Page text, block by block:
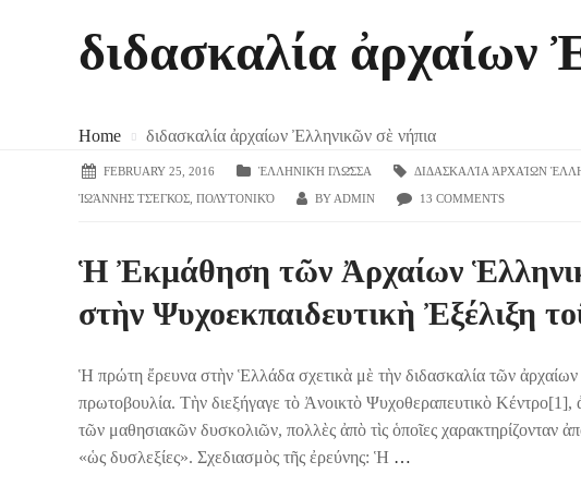
διδασκαλία ἀρχαίων
Home διδασκαλία ἀρχαίων Ἐλληνικῶν σὲ νήπια
FEBRUARY 25, 2016 ἙΛΛΗΝΙΚΉ ΓΛΩ͂ΣΣΑ ΔΙΔΑΣΚΑΛΊΑ ἈΡΧΑΊΩΝ
ἸΩΆΝΝΗΣ ΤΣΈΓΚΟΣ ΠΟΛΥΤΟΝΙΚΌ BY ADMIN 13 COMMENTS
Ἡ Ἐκμάθηση τῶν Ἀρχαίων
στὴν Ψυχοεκπαιδευτικὴ Ἐξέλιξη
Ἡ πρώτη ἔρευνα στὴν Ἑλλάδα σχετικὰ μὲ τὴν διδασκαλία τῶν
πρωτοβουλία. Τὴν διεξήγαγε τὸ Ἀνοικτὸ Ψυχοθεραπευτικὸ
τῶν μαθησιακῶν δυσκολιῶν, πολλὲς ἀπὸ τὶς ὁποῖες
«ὡς δυσλεξίες». Σχεδιασμὸς τῆς ἐρεύνης: Ἡ …